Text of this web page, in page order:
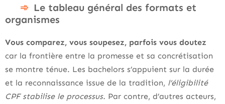
Le tableau général des formats et
organismes
Vous comparez, vous soupesez, parfois vous doutez
car la frontière entre la promesse et sa concrétisation
se montre ténue. Les bachelors s’appuient sur la durée
et la reconnaissance issue de la tradition, l’éligibilité
CPF stabilise le processus. Par contre, d’autres acteurs,